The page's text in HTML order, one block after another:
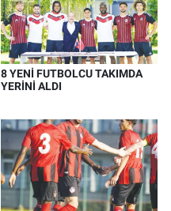
8 YENİ FUTBOLCU TAKIMDA
YERİNİ ALDI